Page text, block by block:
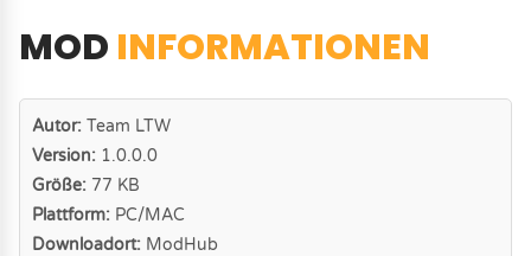
MOD INFORMATIONEN
Autor: Team LTW
Version: 1.0.0.0
Größe: 77 KB
Plattform: PC/MAC
Downloadort: ModHub